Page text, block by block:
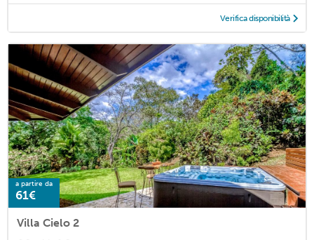
Verifica disponibilità
a partire da
61€
Villa Cielo 2